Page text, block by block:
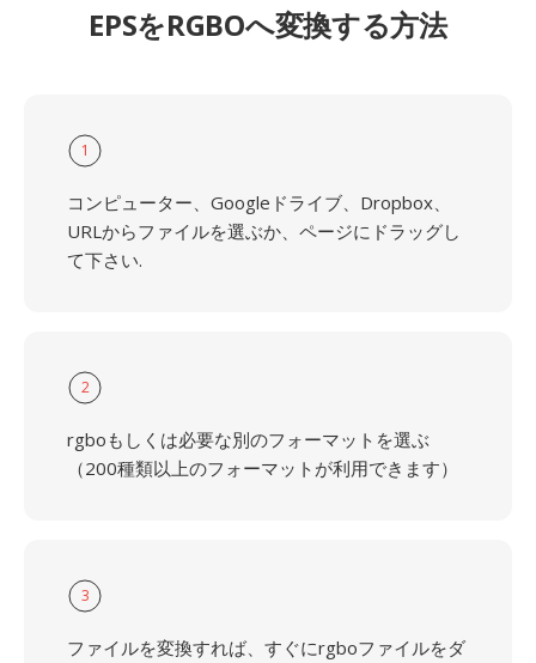
EPSをRGBOへ変換する方法
1
コンピューター、Googleドライブ、Dropbox、
URLからファイルを選ぶか、ページにドラッグし
て下さい.
2
rgboもしくは必要な別のフォーマットを選ぶ
（200種類以上のフォーマットが利用できます）
3
ファイルを変換すれば、すぐにrgboファイルをダ